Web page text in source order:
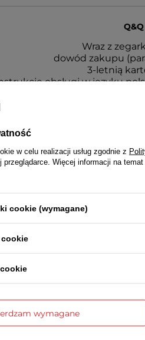
Wraz z
dowód zakupu
3-letnią
obsługi w języku
w celu realizacji usług zgodnie z
przeglądarce. Więcej informacji na
cookie (wymagane)
wymagane